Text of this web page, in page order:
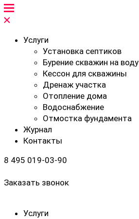
Услуги
Установка септиков
Бурение скважин на воду
Кессон для скважины
Дренаж участка
Отопление дома
Водоснабжение
Отмостка фундамента
Журнал
Контакты
8 495 019-03-90
Заказать звонок
Услуги